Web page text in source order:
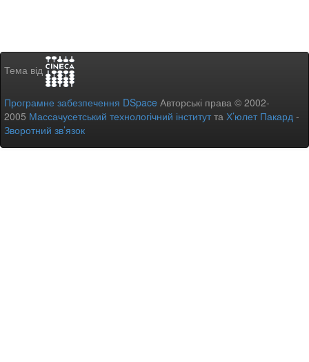
Тема від
Програмне забезпечення DSpace Авторські права © 2002-
2005 Массачусетський технологічний інститутта Х’юлет Пакард -
Зворотний зв’язок